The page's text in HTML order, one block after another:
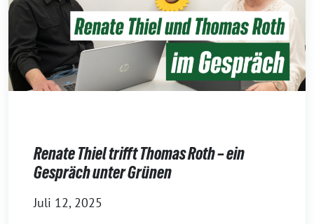
Renate Thiel trifft Thomas Roth – ein
Gespräch unter Grünen
Juli 12, 2025